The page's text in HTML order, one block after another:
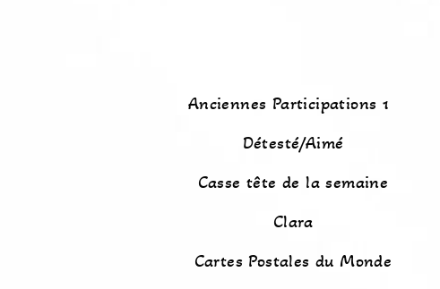
Anciennes Participations 1
Détesté/Aimé
Casse tête de la semaine
Clara
Cartes Postales du Monde